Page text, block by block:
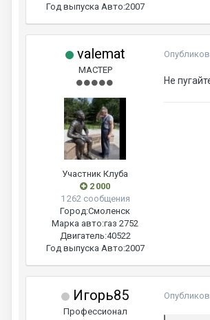
Год выпуска Авто:2007
valemat
МАСТЕР
Участник Клуба
2 000
1 262 сообщения
Город:Смоленск
Марка авто:газ 2752
Двигатель:40522
Год выпуска Авто:2007
Не
Игорь85
Профессионал